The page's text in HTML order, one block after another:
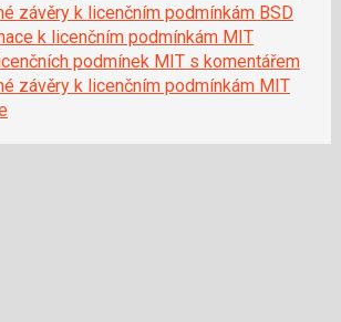
závěry k licenčním podmínkám BSD
k licenčním podmínkám MIT
podmínek MIT s komentářem
závěry k licenčním podmínkám MIT